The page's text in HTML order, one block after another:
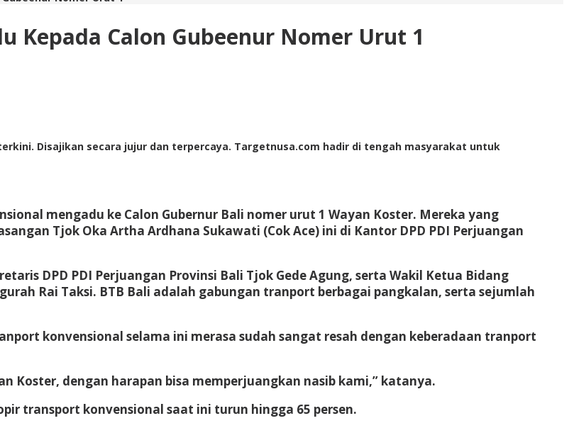
Kepada Calon Gubeenur Nomer Urut 1
Disajikan secara jujur dan terpercaya. Targetnusa.com hadir di tengah masyarakat untuk
mengadu ke Calon Gubernur Bali nomer urut 1 Wayan Koster. Mereka yang
Tjok Oka Artha Ardhana Sukawati (Cok Ace) ini di Kantor DPD PDI Perjuangan
DPD PDI Perjuangan Provinsi Bali Tjok Gede Agung, serta Wakil Ketua Bidang
Rai Taksi. BTB Bali adalah gabungan tranport berbagai pangkalan, serta sejumlah
konvensional selama ini merasa sudah sangat resah dengan keberadaan tranport
Koster, dengan harapan bisa memperjuangkan nasib kami,” katanya.
transport konvensional saat ini turun hingga 65 persen.